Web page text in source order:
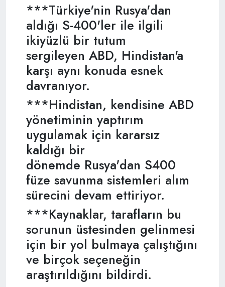
***Türkiye'nin Rusya'dan
aldığı S-400'ler ile ilgili
ikiyüzlü bir tutum
sergileyen ABD, Hindistan'a
karşı aynı konuda esnek
davranıyor.
***Hindistan, kendisine ABD
yönetiminin yaptırım
uygulamak için kararsız
kaldığı bir
dönemde Rusya'dan S400
füze savunma sistemleri alım
sürecini devam ettiriyor.
***Kaynaklar, tarafların bu
sorunun üstesinden gelinmesi
için bir yol bulmaya çalıştığını
ve birçok seçeneğin
araştırıldığını bildirdi.